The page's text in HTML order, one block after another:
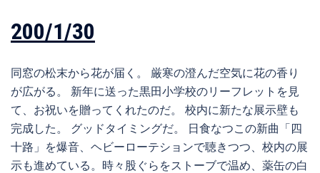
200/1/30
同窓の松末から花が届く。 厳寒の澄んだ空気に花の香り
が広がる。 新年に送った黒田小学校のリーフレットを見
て、お祝いを贈ってくれたのだ。 校内に新たな展示壁も
完成した。 グッドタイミングだ。 日食なつこの新曲「四
十路」を爆音、ヘビーローテションで聴きつつ、校内の展
示も進めている。時々股ぐらをストーブで温め、薬缶の白